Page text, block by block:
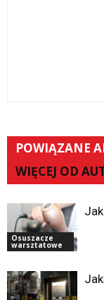
POWIĄZANE
WIĘCEJ OD
Osuszacze
warsztatowe